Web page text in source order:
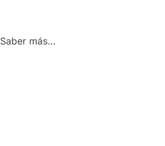
Saber más…